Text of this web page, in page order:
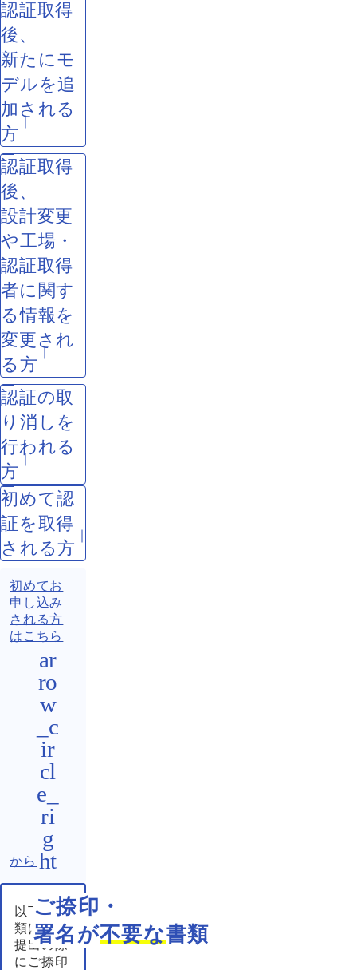
認証取得
後、
新たにモ
デルを追
加される
方
認証取得
後、
設計変更
や工場・
認証取得
者に関す
る情報を
変更され
る方
認証の取
り消しを
行われる
方
初めて認
証を取得
される方
初めてお
申し込み
される方
はこちら
から
ご捺印・
署名が不要な書類
以下の書
類は、ご
提出の際
にご捺印